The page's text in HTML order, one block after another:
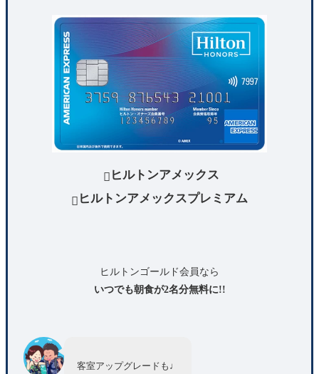
 ヒルトンアメックス
 ヒルトンアメックスプレミアム
ヒルトンゴールド会員なら
いつでも朝食が2名分無料に!!
客室アップグレードも♩